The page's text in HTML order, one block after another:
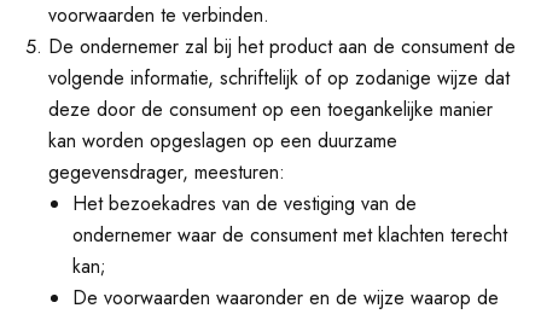
voorwaarden te verbinden.
De ondernemer zal bij het product aan de consument de
volgende informatie, schriftelijk of op zodanige wijze dat
deze door de consument op een toegankelijke manier
kan worden opgeslagen op een duurzame
gegevensdrager, meesturen:
Het bezoekadres van de vestiging van de
ondernemer waar de consument met klachten terecht
kan;
De voorwaarden waaronder en de wijze waarop de